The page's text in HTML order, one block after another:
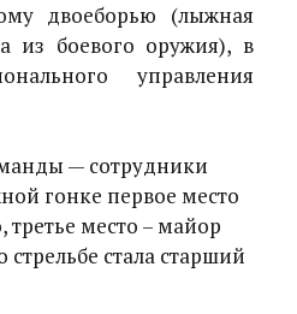
двоеборью (лыжная
боевого оружия), в
управления
— сотрудники
гонке первое место
место – майор
стала старший